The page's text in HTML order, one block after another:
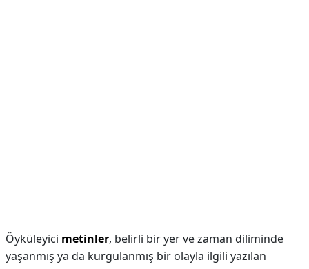
Öyküleyici metinler, belirli bir yer ve zaman diliminde
yaşanmış ya da kurgulanmış bir olayla ilgili yazılan